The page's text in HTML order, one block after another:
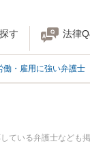
す 法律
働・雇用に強い弁護士
ている弁護士なども